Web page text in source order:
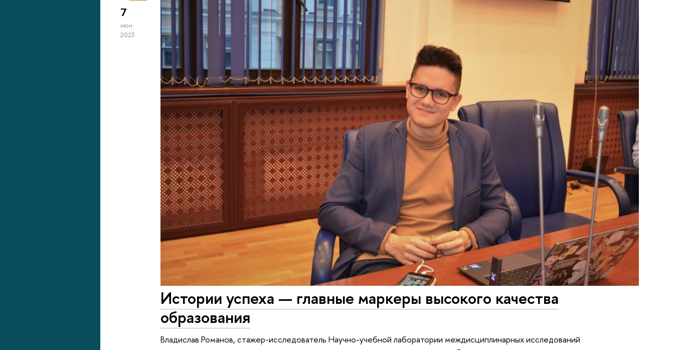
7
июн
2023
Истории успеха — главные маркеры высокого качества
образования
Владислав Романов, стажер-исследователь Научно-учебной лаборатории междисциплинарных исследований